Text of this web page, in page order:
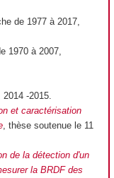
de 1977 à 2017,
1970 à 2007,
-2015.
et caractérisation
, thèse soutenue le 11
de la détection d'un
la BRDF des